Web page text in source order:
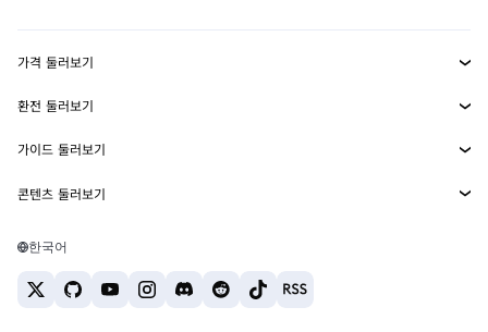
MetaMask Connect
Snaps
웹3 서비스
보안
고객 지원
채용
가격 둘러보기
이더리움 가격
솔라나 가격
테더 가격
환전 둘러보기
ETH를 USD로 환전
USDT를 INR로 환전
BTC를 INR로 환전
ETH를 USDT로 환전
가이드 둘러보기
ETH 매수
USDT 매수
콘텐츠 둘러보기
솔라나 지갑
한국어